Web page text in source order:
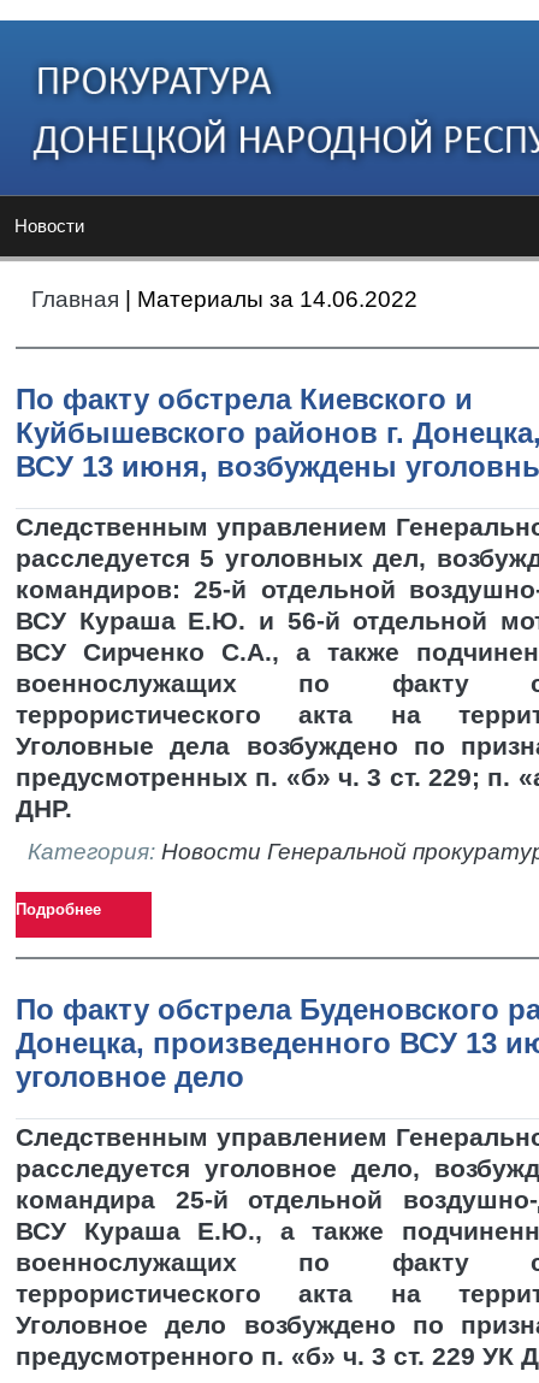
Новости
Главная | Материалы за 14.06.2022
По факту обстрела Киевского и
Куйбышевского районов г.
ВСУ 13 июня, возбуждены
Следственным управлением
расследуется 5 уголовных дел,
командиров: 25-й отдельной
ВСУ Кураша Е.Ю. и 56-й отдельной
ВСУ Сирченко С.А., а также
военнослужащих по факту
террористического акта на
Уголовные дела возбуждено по
предусмотренных п. «б» ч. 3 ст. 229; п.
ДНР.
Категория: Новости Генеральной
Подробнее
По факту обстрела Буденовского
Донецка, произведенного ВСУ 13
уголовное дело
Следственным управлением
расследуется уголовное дело,
командира 25-й отдельной
ВСУ Кураша Е.Ю., а также
военнослужащих по факту
террористического акта на
Уголовное дело возбуждено по
предусмотренного п. «б» ч. 3 ст. 229 УК